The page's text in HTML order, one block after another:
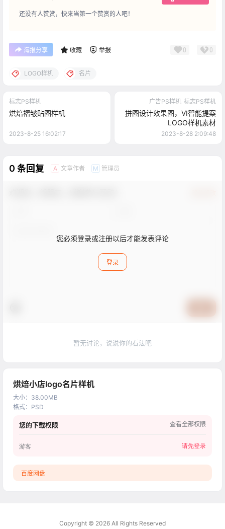
还没有人赞赏，快来当第一个赞赏的人吧！
海报分享 收藏 举报 0 0
LOGO样机 名片
标志PS样机
烘焙褶皱贴图样机
2023-8-25 16:02:17
广告PS样机 标志PS样机
拼图设计效果图，VI智能提案
LOGO样机素材
2023-8-28 2:09:48
0 条回复 A 文章作者 M 管理员
您必须登录或注册以后才能发表评论
登录
暂无讨论，说说你的看法吧
烘焙小店logo名片样机
大小： 38.00MB
格式： PSD
您的下载权限 查看全部权限
游客 请先登录
百度网盘
Copyright © 2026 All Rights Reserved